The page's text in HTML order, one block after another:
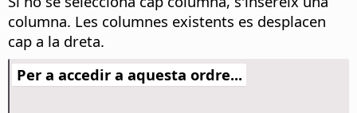
columna. Les columnes existents es desplacen
cap a la dreta.
Per a accedir a aquesta ordre...